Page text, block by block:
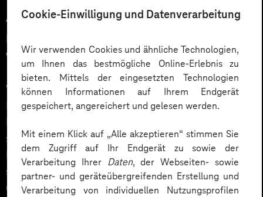
Cookie-Einwilligung und Datenverarbeitung
Wir verwenden Cookies und ähnliche Technologien,
um Ihnen das bestmögliche Online-Erlebnis zu
bieten. Mittels der eingesetzten Technologien
können Informationen auf Ihrem Endgerät
gespeichert, angereichert und gelesen werden.
Mit einem Klick auf „Alle akzeptieren“ stimmen Sie
dem Zugriff auf Ihr Endgerät zu sowie der
Verarbeitung Ihrer Daten, der Webseiten- sowie
partner- und geräteübergreifenden Erstellung und
Verarbeitung von individuellen Nutzungsprofilen
Automatisiert gedacht,
menschlich gewünscht: Die
Wahrheit über KI im Kundendialog
Wie gelingt Conversational AI wirklich – jenseits von
Hype und „Magic Button“? Im Podcast erklärt Dr.
Laura Dreessen, warum erfolgreiche KI‑Dialogsysteme
strategische Beratung, gutes UX‑Design, klare
Prozesse und realistische Erwartungen brauchen. Ein
spannender Blick auf das Zusammenspiel von Mensch
und KI.